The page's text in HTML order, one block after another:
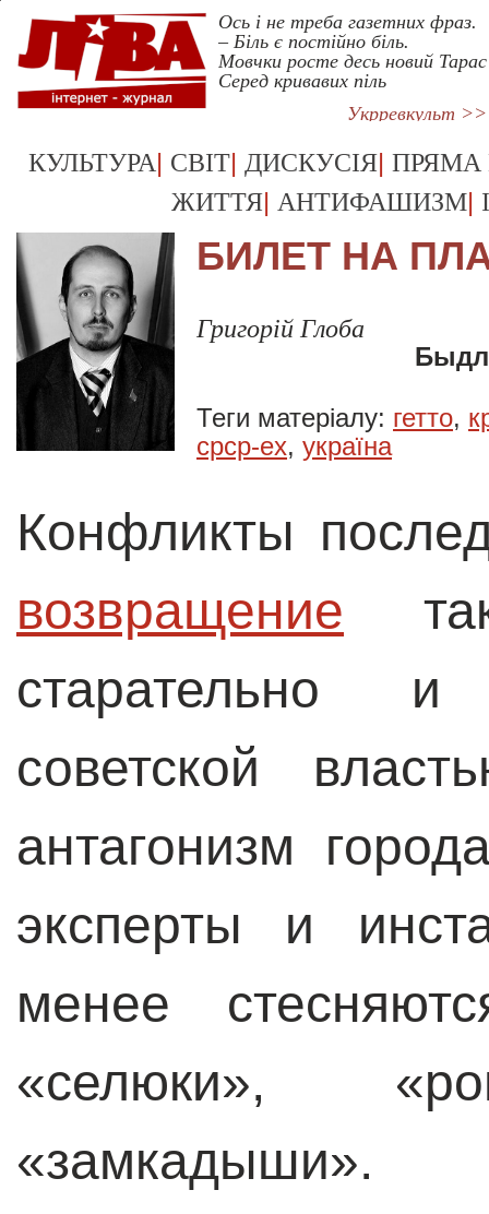
Ось і не треба газетних фраз.
– Біль є постійно біль.
Мовчки росте десь новий Тарас
Серед кривавих піль
Укрревкульт >>
КУЛЬТУРА| СВІТ| ДИСКУСІЯ| ПРЯМА
ЖИТТЯ| АНТИФАШИЗМ|
БИЛЕТ НА
Григорій Глоба
Теги матеріалу: гетто,
срср-ex,україна
Конфликты
возвращение
старательно
советской
антагонизм
эксперты и
менее
«селюки»,
«замкадыши».